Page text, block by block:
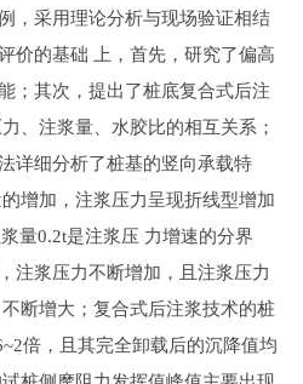
，采用理论分析与现场验证相结
价的基础 上，首先，研究了偏高
；其次，提出了桩底复合式后注
、注浆量、水胶比的相互关系；
详细分析了桩基的竖向承载特
增加，注浆压力呈现折线型增加
量0.2t是注浆压 力增速的分界
注浆压力不断增加，且注浆压力
断增大；复合式后注浆技术的桩
倍，且其完全卸载后的沉降值均